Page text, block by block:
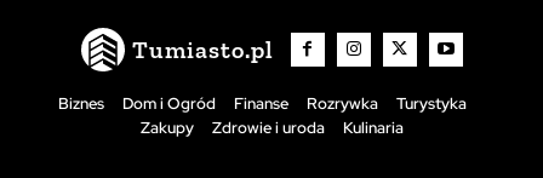
Tumiasto.pl
Biznes Dom i Ogród Finanse Rozrywka
Turystyka
Zakupy
Zdrowie i uroda Kulinaria